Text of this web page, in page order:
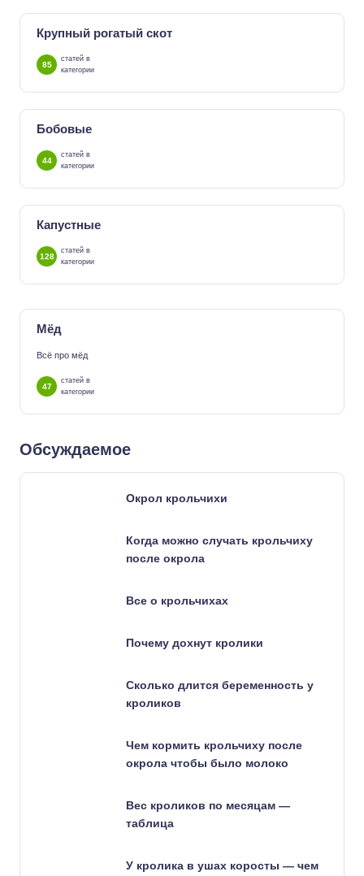
Крупный рогатый скот
85
статей в
категории
Бобовые
44
статей в
категории
Капустные
128
статей в
категории
Мёд
Всё про мёд
47
статей в
категории
Обсуждаемое
Окрол крольчихи
Когда можно случать крольчиху
после окрола
Все о крольчихах
Почему дохнут кролики
Сколько длится беременность у
кроликов
Чем кормить крольчиху после
окрола чтобы было молоко
Вес кроликов по месяцам —
таблица
У кролика в ушах коросты — чем